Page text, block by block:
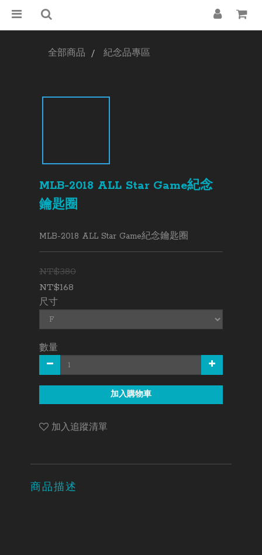
全部商品 紀念品專區
MLB-2018 ALL Star Game紀念
鑰匙圈
MLB-2018 ALL Star Game紀念鑰匙圈
NT$380
NT$168
尺寸
數量
加入購物車
加入追蹤清單
商品描述